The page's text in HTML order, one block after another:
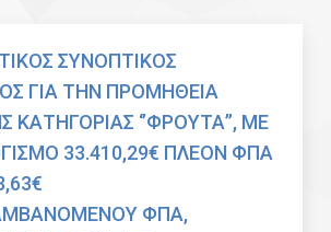
ΣΥΝΟΠΤΙΚΟΣ
ΓΙΑ ΤΗΝ ΠΡΟΜΗΘΕΙΑ
ΚΑΤΗΓΟΡΙΑΣ ‘’ΦΡΟΥΤΑ’’, ΜΕ
33.410,29€ ΠΛΕΟΝ ΦΠΑ
ΦΠΑ,